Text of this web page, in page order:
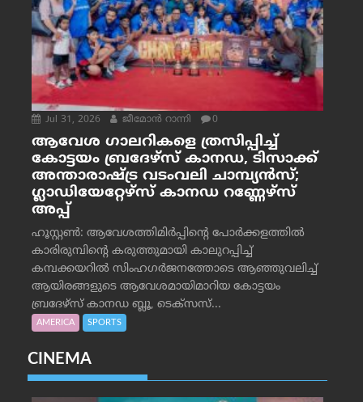
Jul 31, 2026 ജീമോന്‍ റാന്നി 0
ആവേശ ഗാലറികളെ ത്രസിപ്പിച്ച്
കോട്ടയം ബ്രദേഴ്‌സ് കാനഡ, ടിസാക്ക്
അന്താരാഷ്ട്ര വടംവലി ചാമ്പ്യന്‍സ്;
ഗ്ലാഡിയേറ്റേഴ്‌സ് കാനഡ റണ്ണേഴ്‌സ്
അപ്പ്
ഹൂസ്റ്റണ്‍: ആവേശത്തിമിര്‍പ്പിന്റെ പോര്‍ക്കളത്തില്‍
കാരിരുമ്പിന്റെ കരുത്തുമായി കാലുറപ്പിച്ച്
കമ്പക്കയറില്‍ സിംഹഗര്‍ജനത്തോടെ ആഞ്ഞുവലിച്ച്
ആയിരങ്ങളുടെ ആവേശമായിമാറിയ കോട്ടയം
ബ്രദേഴ്‌സ് കാനഡ ബ്ലൂ, ടെക്‌സസ്...
AMERICA SPORTS
CINEMA